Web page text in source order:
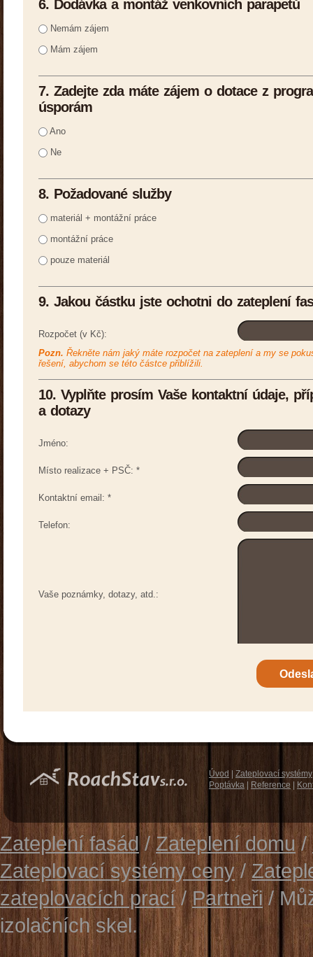
6. Dodávka a montáž venkovních parapetů
Nemám zájem
Mám zájem
7. Zadejte zda máte zájem o dotace z
úsporám
Ano
Ne
8. Požadované služby
materiál + montážní práce
montážní práce
pouze materiál
9. Jakou částku jste ochotni do zateplení
Rozpočet (v Kč):
Pozn. Řekněte nám jaký máte rozpočet na zateplení a my se
řešení, abychom se této částce přiblížili.
10. Vyplňte prosím Vaše kontaktní údaje,
a dotazy
Jméno:
Místo realizace + PSČ: *
Kontaktní email: *
Telefon:
Vaše poznámky, dotazy, atd.:
Úvod Zateplovací systémy
Poptávka
Reference
Zateplení fasád/Zateplení domu/
Zateplovací systémy ceny/
zateplovacích prací/Partneři/
izolačních skel.